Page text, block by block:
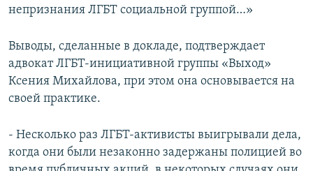
непризнания ЛГБТ социальной группой…»
Выводы, сделанные в докладе, подтверждает
адвокат ЛГБТ-инициативной группы «Выход»
Ксения Михайлова, при этом она основывается на
своей практике.
- Несколько раз ЛГБТ-активисты выигрывали дела,
когда они были незаконно задержаны полицией во